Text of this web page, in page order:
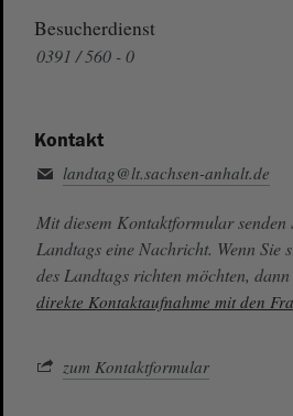
Besucherdienst
0391 / 560 - 0
Kontakt
landtag@lt.sachsen-anhalt.de
Mit diesem Kontaktformular senden
Landtags eine Nachricht. Wenn Sie
des Landtags richten möchten,
direkte Kontaktaufnahme mit den
zum Kontaktformular